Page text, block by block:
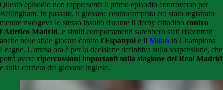
Questo episodio non rappresenta il primo episodio controverso per
Bellingham. In passato, il giovane centrocampista era stato registrato
mentre rivolgeva lo stesso insulto durante il derby cittadino contro
l'Atletico Madrid, e simili comportamenti sarebbero stati riscontrati
anche nelle sfide giocate contro l'Espanyol e il Milan in Champions
League. L'attesa ora è per la decisione definitiva sulla sospensione, che
potrà avere ripercussioni importanti sulla stagione del Real Madrid
e sulla carriera del giovane inglese.